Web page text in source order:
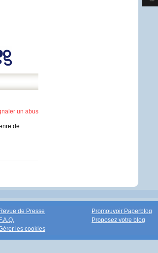
un abus
de
Revue de Presse
F.A.Q.
les cookies
Promouvoir Paperblog
Proposez votre blog